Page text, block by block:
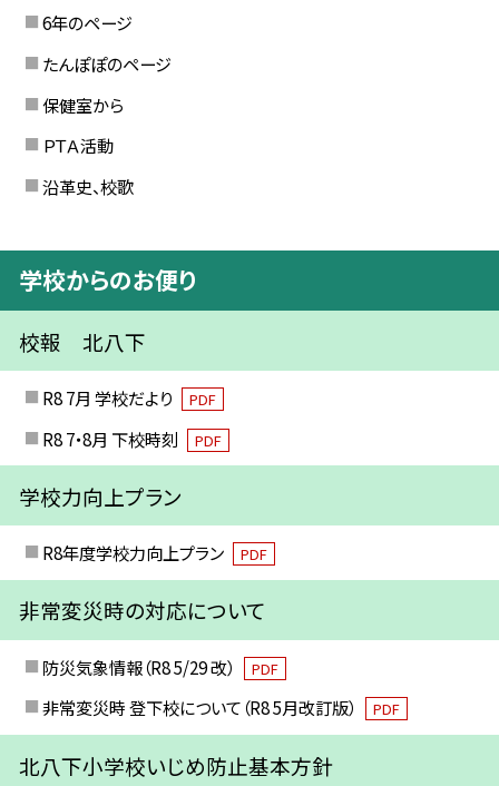
6年のページ
たんぽぽのページ
保健室から
ＰＴＡ活動
沿革史、校歌
学校からのお便り
校報 北八下
R8 7月 学校だより PDF
R8 7・8月 下校時刻 PDF
学校力向上プラン
R8年度学校力向上プラン PDF
非常変災時の対応について
防災気象情報（R8 5/29 改） PDF
非常変災時 登下校について（R8 5月改訂版） PDF
北八下小学校いじめ防止基本方針